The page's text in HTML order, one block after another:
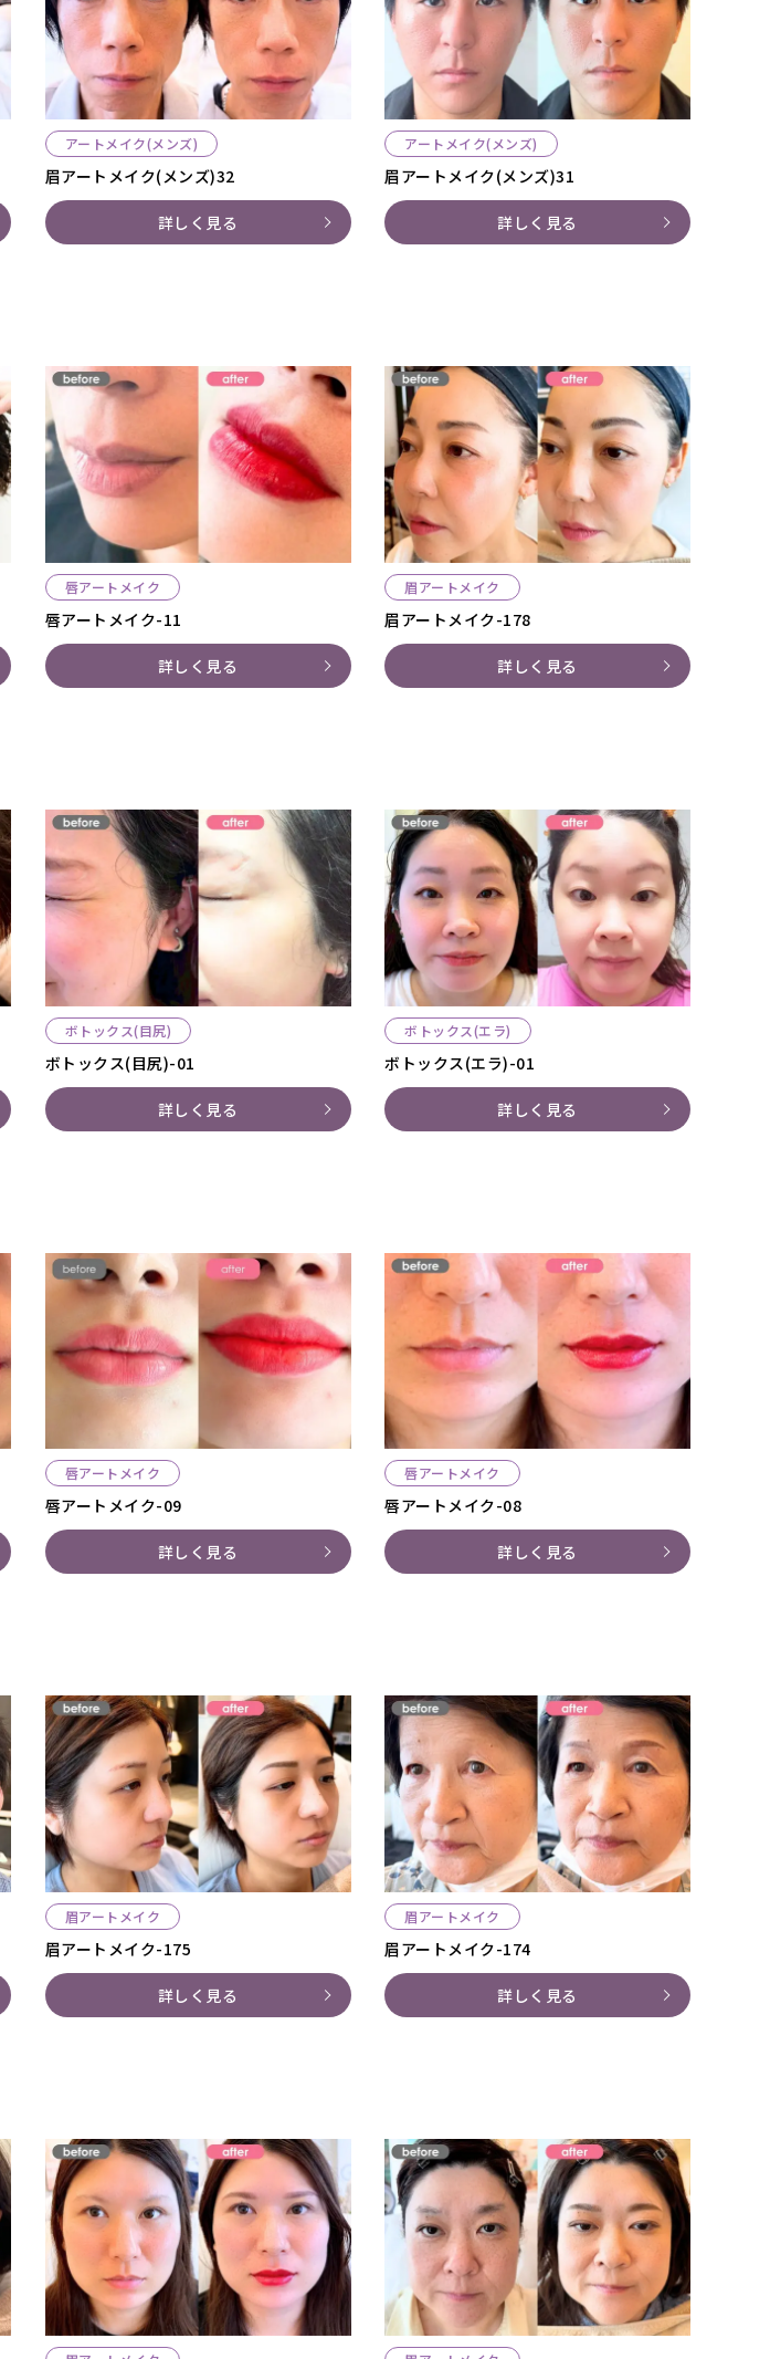
アートメイク(メンズ)
眉アートメイク(メンズ)32
詳しく見る
アートメイク(メンズ)
眉アートメイク(メンズ)31
詳しく見る
唇アートメイク
唇アートメイク-11
詳しく見る
眉アートメイク
眉アートメイク-178
詳しく見る
ボトックス(目尻)
ボトックス(目尻)-01
詳しく見る
ボトックス(エラ)
ボトックス(エラ)-01
詳しく見る
唇アートメイク
唇アートメイク-09
詳しく見る
唇アートメイク
唇アートメイク-08
詳しく見る
眉アートメイク
眉アートメイク-175
詳しく見る
眉アートメイク
眉アートメイク-174
詳しく見る